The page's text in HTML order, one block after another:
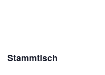
Stammtisch